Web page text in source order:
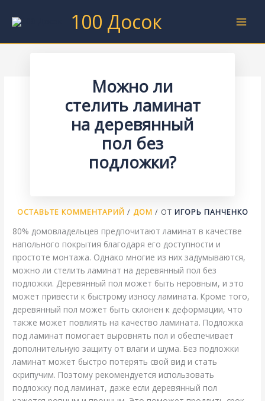
100 Досок
Можно ли
стелить ламинат
на деревянный
пол без
подложки?
ОСТАВЬТЕ КОММЕНТАРИЙ / ДОМ / ОТ ИГОРЬ ПАНЧЕНКО
80% домовладельцев предпочитают ламинат в качестве
напольного покрытия благодаря его доступности и
простоте монтажа. Однако многие из них задумываются,
можно ли стелить ламинат на деревянный пол без
подложки. Деревянный пол может быть неровным, и это
может привести к быстрому износу ламината. Кроме того,
деревянный пол может быть склонен к деформации, что
также может повлиять на качество ламината. Подложка
под ламинат помогает выровнять пол и обеспечивает
дополнительную защиту от влаги и шума. Без подложки
ламинат может быстро потерять свой вид и стать
скрипучим. Поэтому рекомендуется использовать
подложку под ламинат, даже если деревянный пол